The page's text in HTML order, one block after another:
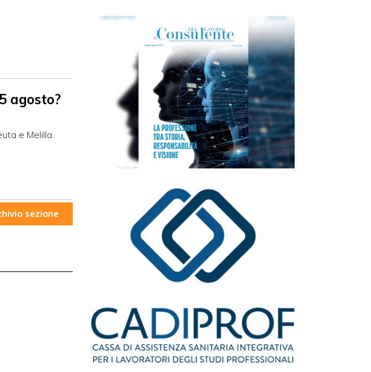
agosto?
e Melilla.
sezione